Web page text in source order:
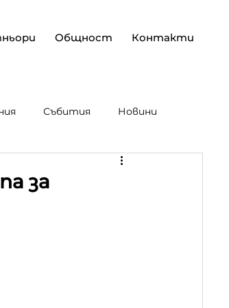
Общност Контакти
Събития Новини
за